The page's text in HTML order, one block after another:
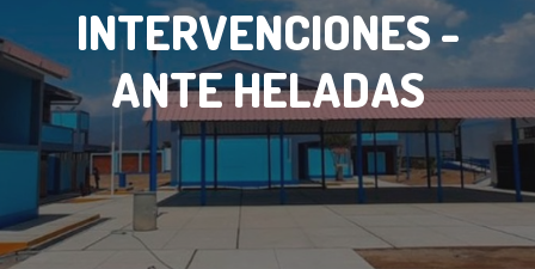
INTERVENCIONES -
ANTE HELADAS